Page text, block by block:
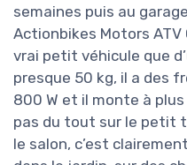
semaines puis au
Actionbikes Motors ATV
vrai petit véhicule que
presque 50 kg, il a des
800 W et il monte à
pas du tout sur le petit
le salon, c’est